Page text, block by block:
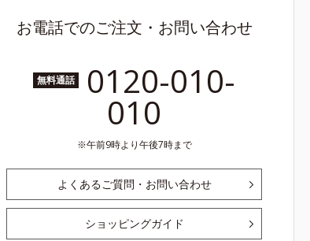
お電話でのご注文・お問い合わせ
無料通話 0120-010-
010
午前9時より午後7時まで
よくあるご質問・お問い合わせ
ショッピングガイド